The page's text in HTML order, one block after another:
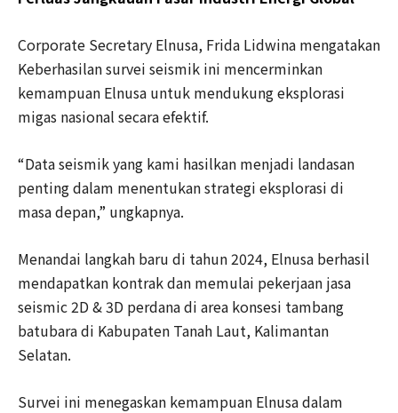
Corporate Secretary Elnusa, Frida Lidwina mengatakan
Keberhasilan survei seismik ini mencerminkan
kemampuan Elnusa untuk mendukung eksplorasi
migas nasional secara efektif.
“Data seismik yang kami hasilkan menjadi landasan
penting dalam menentukan strategi eksplorasi di
masa depan,” ungkapnya.
Menandai langkah baru di tahun 2024, Elnusa berhasil
mendapatkan kontrak dan memulai pekerjaan jasa
seismic 2D & 3D perdana di area konsesi tambang
batubara di Kabupaten Tanah Laut, Kalimantan
Selatan.
Survei ini menegaskan kemampuan Elnusa dalam